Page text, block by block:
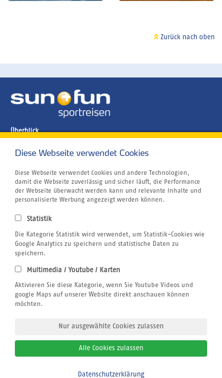
Zurück nach oben
Überblick
Kiten
Windsurfen
Wingfoilen
Skisafaris
Kontakt
Atmosfair CO2 Kompensation
Airline Blacklist
Bildnachweis
Centrum für Reisemedizin
Rechtliches
AGB
Datenschutzerklärung
Diese Webseite verwendet Cookies
Diese Webseite verwendet Cookies und andere Technologien,
damit die Webseite zuverlässig und sicher läuft, die Performance
der Webseite überwacht werden kann und relevante Inhalte und
personalisierte Werbung angezeigt werden können.
Statistik
Die Kategorie Statistik wird verwendet, um Statistik-Cookies wie
Google Analytics zu speichern und statistische Daten zu
speichern.
Multimedia / Youtube / Karten
Aktivieren Sie diese Kategorie, wenn Sie Youtube Videos und
google Maps auf unserer Website direkt anschauen können
möchten.
Nur ausgewählte Cookies zulassen
Alle Cookies zulassen
Datenschutzerklärung